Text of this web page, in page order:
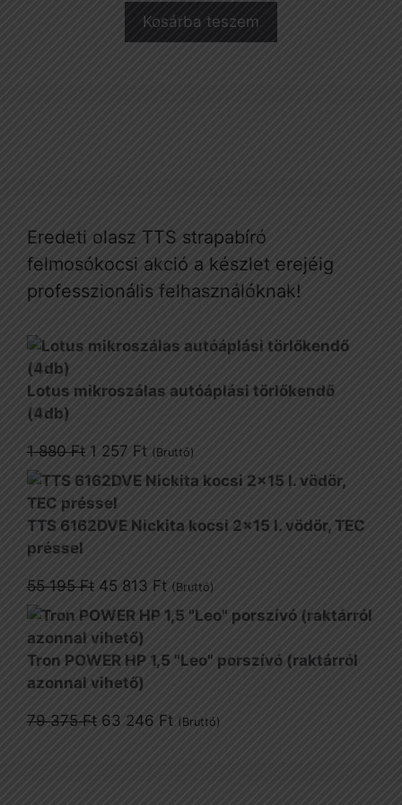
was:
1
1
Kosárba teszem
Eredeti olasz TTS strapabíró
felmosókocsi akció a készlet erejéig
professzionális felhasználóknak!
Lotus mikroszálas autóáplási törlőkendő
(4db)
1 880Ft Original
price
was:
1
1 257 FtCurrent
price
(Bruttó)
TTS 6162DVE Nickita kocsi 2x15 l. vödör, TEC
préssel
55 195Ft Original
price
was:
55
195 Ft.
45 813 FtCurrent
price
is:
45
(Bruttó)
Tron POWER HP 1,5 "Leo" porszívó (raktárról
azonnal vihető)
79 375Ft Original
63 246 FtCurrent
(Bruttó)